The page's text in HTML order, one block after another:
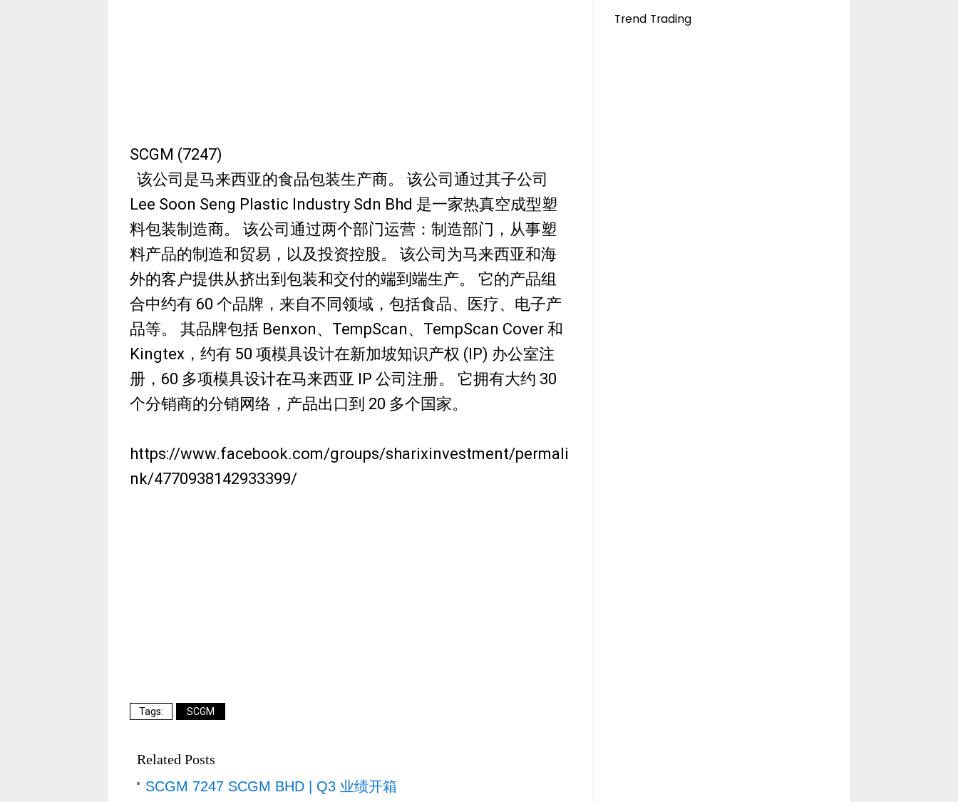
SCGM (7247)
该公司是马来西亚的食品包装生产商。 该公司通过其子公司
Lee Soon Seng Plastic Industry Sdn Bhd 是一家热真空成型塑
料包装制造商。 该公司通过两个部门运营：制造部门，从事塑
料产品的制造和贸易，以及投资控股。 该公司为马来西亚和海
外的客户提供从挤出到包装和交付的端到端生产。 它的产品组
合中约有 60 个品牌，来自不同领域，包括食品、医疗、电子产
品等。 其品牌包括 Benxon、TempScan、TempScan Cover 和
Kingtex，约有 50 项模具设计在新加坡知识产权 (IP) 办公室注
册，60 多项模具设计在马来西亚 IP 公司注册。 它拥有大约 30
个分销商的分销网络，产品出口到 20 多个国家。
https://www.facebook.com/groups/sharixinvestment/permali
nk/4770938142933399/
SCGM
Related Posts
SCGM 7247 SCGM BHD | Q3 业绩开箱
Trend Trading